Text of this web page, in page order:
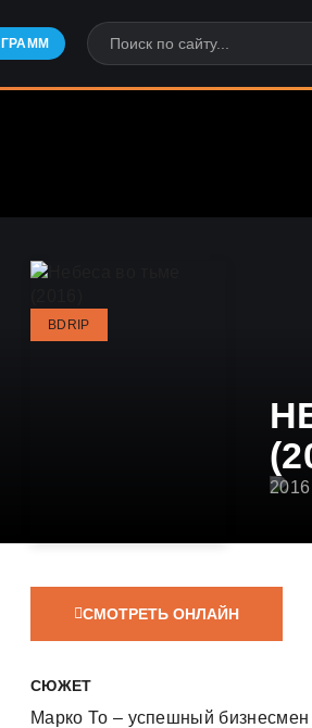
2016
BDRIP
СМОТРЕТЬ ОНЛАЙН
СЮЖЕТ
Марко То – успешный